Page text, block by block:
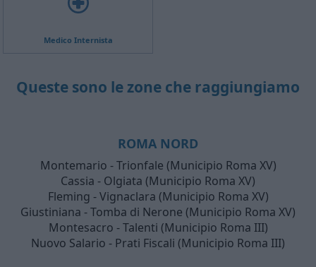
Medico Internista
Queste sono le zone che raggiungiamo
ROMA NORD
Montemario - Trionfale (Municipio Roma XV)
Cassia - Olgiata (Municipio Roma XV)
Fleming - Vignaclara (Municipio Roma XV)
Giustiniana - Tomba di Nerone (Municipio Roma XV)
Montesacro - Talenti (Municipio Roma III)
Nuovo Salario - Prati Fiscali (Municipio Roma III)